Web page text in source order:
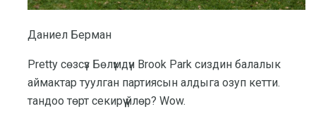
Даниел Берман
Pretty сөзсүз Бөлүмдүн Brook Park сиздин балалык
аймактар ​​туулган партиясын алдыга озуп кетти.
тандоо төрт секирүү үйлөр? Wow.